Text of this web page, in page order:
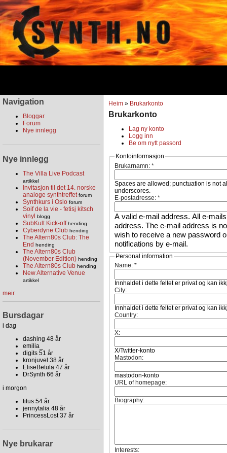
Navigation
Bloggar
Forum
Nye innlegg
Nye innlegg
The Villa Live Podcast
artikkel
Invitasjon til det 14. norske
analoge synthtreffet forum
Synthkurs i Oslo forum
Soif de la vie - fetisj kitsch
vinyl blogg
SubKult Kick-off hending
Cyberdyne Club hending
The Altern80s Club: The
End hending
The Altern80s Club
(November Edition) hending
The Altern80s Club hending
New Alternative Venue
artikkel
meir
Bursdagar
i dag
dashing 48 år
emilia_
digits 51 år
kronjuvel 38 år
EliseBetula 47 år
DrSynth 66 år
i morgon
titus 54 år
jennytalia 48 år
PrincessLost 37 år
Nye brukarar
Heim » Brukarkonto
Brukarkonto
Lag ny konto
Logg inn
Be om nytt passord
Kontoinformasjon
Brukarnamn:*
Spaces are allowed; punctuation is not
underscores.
E-postadresse:*
A valid e-mail address. All e-
address. The e-mail address is
wish to receive a new password
notifications by e-mail.
Personal information
Name:*
Innhaldet i dette feltet er privat og kan
City:
Innhaldet i dette feltet er privat og kan
Country:
X:
X/Twitter-konto
Mastodon:
mastodon-konto
URL of homepage:
Biography:
Interests: